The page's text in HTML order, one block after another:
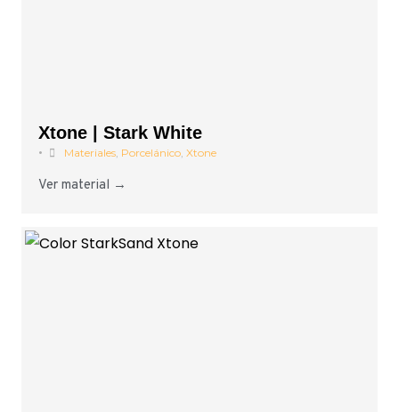
Xtone | Stark White
• Materiales, Porcelánico, Xtone
Ver material →